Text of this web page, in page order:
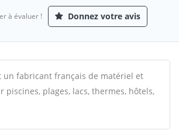
à évaluer ! Donnez votre avis
un fabricant français de matériel et
piscines, plages, lacs, thermes, hôtels,